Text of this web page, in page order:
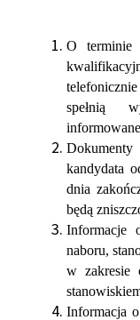
O terminie
spełnią
kandydata
dnia
będą
Informacje
naboru,
w zakresie
Informacja